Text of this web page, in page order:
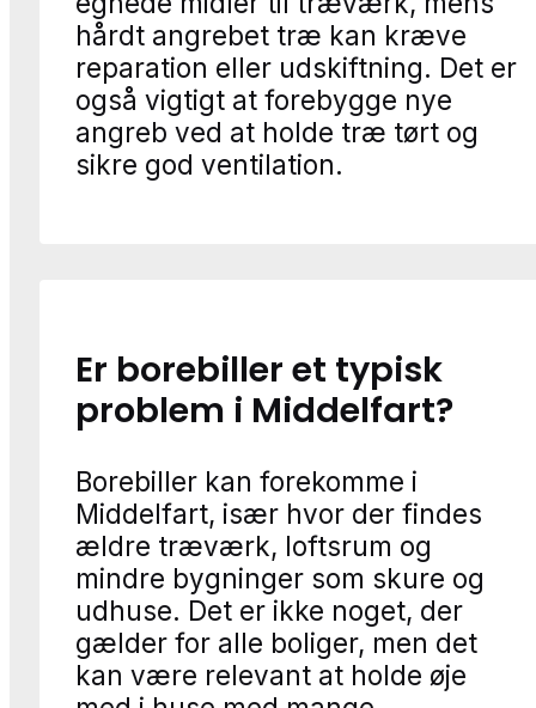
hårdt angrebet træ kan kræve
reparation eller udskiftning. Det er
også vigtigt at forebygge nye
angreb ved at holde træ tørt og
sikre god ventilation.
Er borebiller et typisk
problem i Middelfart?
Borebiller kan forekomme i
Middelfart, især hvor der findes
ældre træværk, loftsrum og
mindre bygninger som skure og
udhuse. Det er ikke noget, der
gælder for alle boliger, men det
kan være relevant at holde øje